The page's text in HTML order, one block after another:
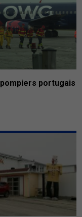
portugais